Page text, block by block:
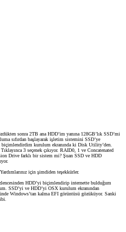
sonra 2TB ana HDD’im yanına 128GB’lık SSD’mi
sıfırdan başlayarak işletim sistemini SSD’ye
kurulum ekranında ki Disk Utility’den.
3 seçenek çıkıyor. RAID0, 1 ve Concatenated
Drive farklı bir sistem mi? Şuan SSD ve HDD
için şimdiden teşekkürler.
HDD’yi biçimlendirip internette bulduğum
SSD’yi ve HDD’yi OSX kurulum ekranından
Windows’tan kalma EFI görüntüsü gözüküyor. Sanki